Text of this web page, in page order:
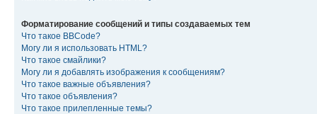
Форматирование сообщений и типы создаваемых тем
Что такое BBCode?
Могу ли я использовать HTML?
Что такое смайлики?
Могу ли я добавлять изображения к сообщениям?
Что такое важные объявления?
Что такое объявления?
Что такое прилепленные темы?